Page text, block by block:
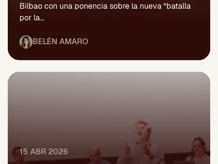
Bilbao con una ponencia sobre la nueva “batalla
por la...
BELÉN AMARO
15 ABR 2026